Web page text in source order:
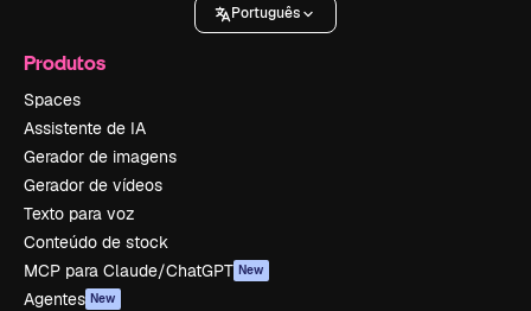
Português
Produtos
Spaces
Assistente de IA
Gerador de imagens
Gerador de vídeos
Texto para voz
Conteúdo de stock
MCP para Claude/ChatGPT New
Agentes New